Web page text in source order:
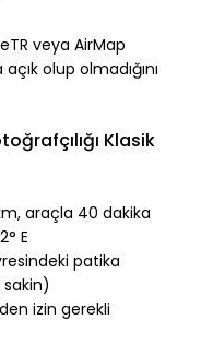
veya AirMap
olup olmadığını
Klasik
araçla 40 dakika
E
patika
sakin)
izin gerekli